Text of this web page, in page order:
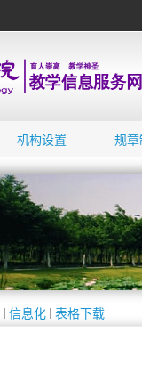
机构设置 规章
信息化 表格下载